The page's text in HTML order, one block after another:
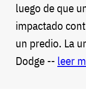
luego de que
impactado
un predio. La
Dodge -- leer